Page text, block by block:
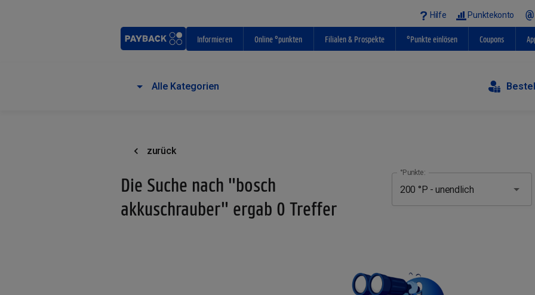
Hilfe Punktekonto
Informieren Online °punkten Filialen & Prospekte °Punkte einlösen Coupons
Alle Kategorien
zurück
Die Suche nach "bosch
akkuschrauber" ergab 0 Treffer
°Punkte: